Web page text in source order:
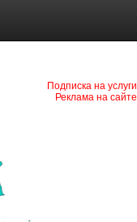
Подписка на услуги
Реклама на сайте